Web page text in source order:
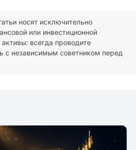
носят исключительно
или инвестиционной
всегда проводите
с независимым советником перед